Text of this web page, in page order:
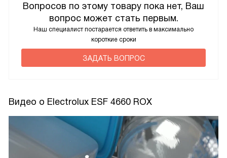
Вопросов по этому товару пока нет, Ваш
вопрос может стать первым.
Наш специалист постарается ответить в максимально
короткие сроки
ЗАДАТЬ ВОПРОС
Видео о Electrolux ESF 4660 ROX